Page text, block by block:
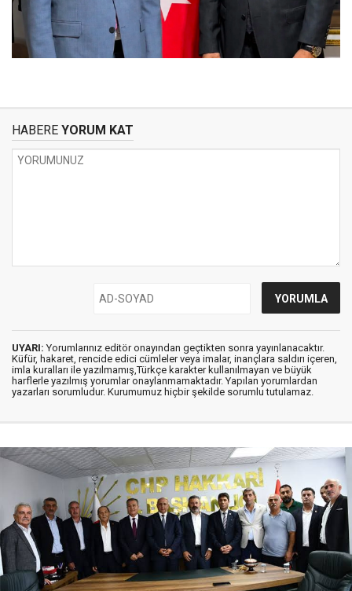
HABERE YORUM KAT
UYARI: Yorumlarınız editör onayından geçtikten sonra yayınlanacaktır.
Küfür, hakaret, rencide edici cümleler veya imalar, inançlara saldırı içeren,
imla kuralları ile yazılmamış,Türkçe karakter kullanılmayan ve büyük
harflerle yazılmış yorumlar onaylanmamaktadır. Yapılan yorumlardan
yazarları sorumludur. Kurumumuz hiçbir şekilde sorumlu tutulamaz.